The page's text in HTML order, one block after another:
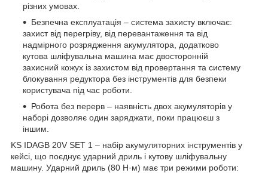
різних умовах.
Безпечна експлуатація – система захисту включає:
захист від перегріву, від перевантаження та від
надмірного розрядження акумулятора, додатково
кутова шліфувальна машина має двосторонній
захисний кожух із захистом від провертання та систему
блокування редуктора без інструментів для безпеки
користувача під час роботи.
Робота без перерв – наявність двох акумуляторів у
наборі дозволяє один заряджати, поки працюєш з
іншим.
KS IDAGB 20V SET 1 – набір акумуляторних інструментів у
кейсі, що поєднує ударний дриль і кутову шліфувальну
машину. Ударний дриль (80 Н·м) має три режими роботи: